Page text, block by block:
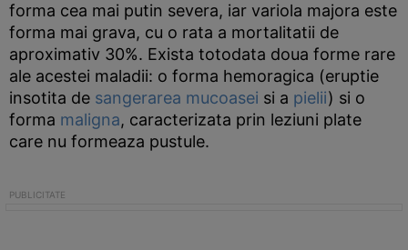
forma cea mai putin severa, iar variola majora este
forma mai grava, cu o rata a mortalitatii de
aproximativ 30%. Exista totodata doua forme rare
ale acestei maladii: o forma hemoragica (eruptie
insotita de sangerarea mucoasei si a pielii) si o
forma maligna, caracterizata prin leziuni plate
care nu formeaza pustule.